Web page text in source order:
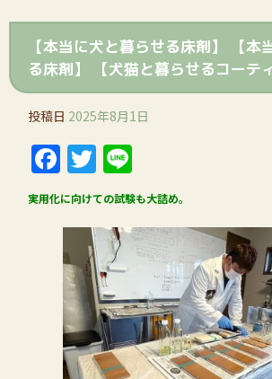
【本当に犬と暮らせる床剤】 【本
る床剤】 【犬猫と暮らせるコーテ
投稿日 2025年8月1日
Facebook
Twitter
実用化に向けての試験も大詰め。